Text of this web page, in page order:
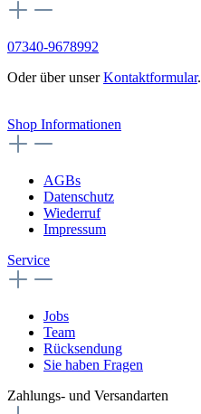
07340-9678992
Oder über unserKontaktformular.
Shop Informationen
AGBs
Datenschutz
Wiederruf
Impressum
Service
Jobs
Team
Rücksendung
Sie haben Fragen
Zahlungs- und Versandarten